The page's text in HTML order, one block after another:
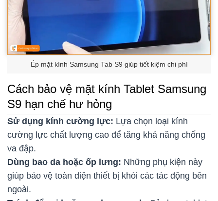
Ép mặt kính Samsung Tab S9 giúp tiết kiệm chi phí
Cách bảo vệ mặt kính Tablet Samsung
S9 hạn chế hư hỏng
Sử dụng kính cường lực: Lựa chọn loại kính
cường lực chất lượng cao để tăng khả năng chống
va đập.
Dùng bao da hoặc ốp lưng: Những phụ kiện này
giúp bảo vệ toàn diện thiết bị khỏi các tác động bên
ngoài.